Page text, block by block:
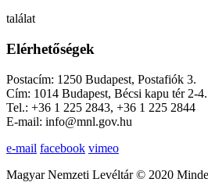
találat
Elérhetőségek
Postacím: 1250 Budapest, Postafiók 3.
Cím: 1014 Budapest, Bécsi kapu tér 2-4.
Tel.: +36 1 225 2843, +36 1 225 2844
E-mail: info@mnl.gov.hu
e-mail facebook vimeo
Magyar Nemzeti Levéltár © 2020